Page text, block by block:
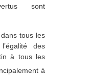
sont
tous les
des
à tous les
à